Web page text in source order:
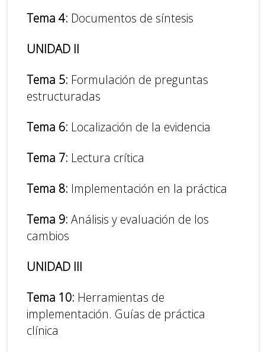
Tema 4: Documentos de síntesis
UNIDAD II
Tema 5: Formulación de preguntas
estructuradas
Tema 6: Localización de la evidencia
Tema 7: Lectura crítica
Tema 8: Implementación en la práctica
Tema 9: Análisis y evaluación de los
cambios
UNIDAD III
Tema 10: Herramientas de
implementación. Guías de práctica
clínica